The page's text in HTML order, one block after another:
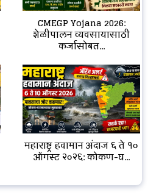
CMEGP Yojana 2026:
शेळीपालन व्यवसायासाठी
कर्जासोबत...
महाराष्ट्र हवामान अंदाज ६ ते १०
ऑगस्ट २०२६: कोकण-घ...